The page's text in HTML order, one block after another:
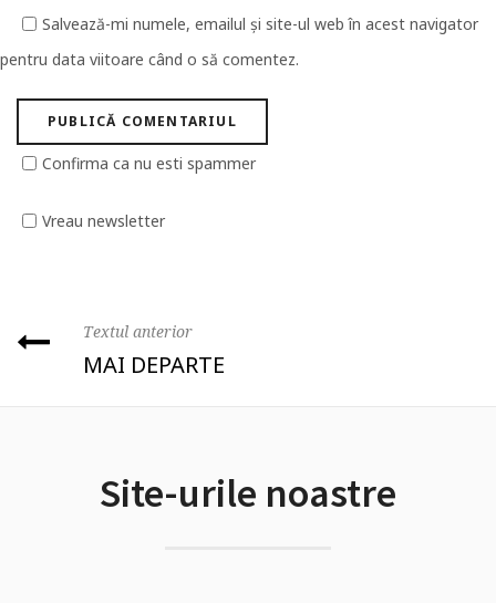
Salvează-mi numele, emailul și site-ul web în acest navigator
pentru data viitoare când o să comentez.
Confirma ca nu esti spammer
Vreau newsletter
Textul anterior
MAI DEPARTE
Site-urile noastre